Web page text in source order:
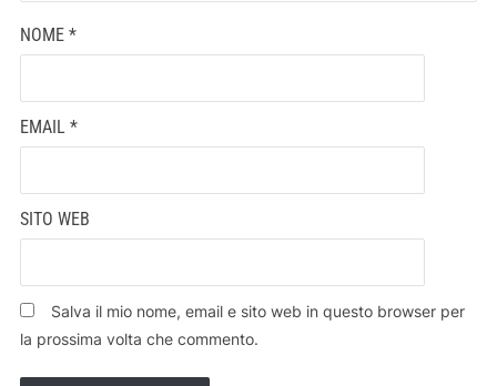
NOME *
EMAIL *
SITO WEB
Salva il mio nome, email e sito web in questo browser per
la prossima volta che commento.